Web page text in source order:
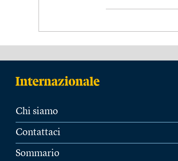
Chi siamo
Contattaci
Sommario